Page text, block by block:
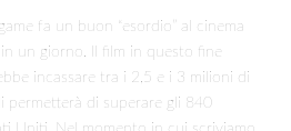
fa un buon “esordio” al cinema
un giorno. Il film in questo fine
incassare tra i 2,5 e i 3 milioni di
permetterà di superare gli 840